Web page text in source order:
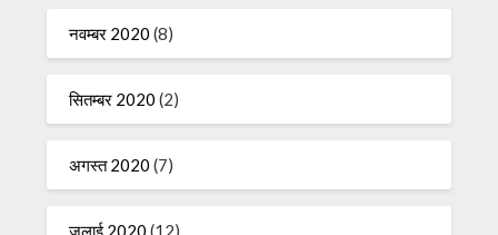
नवम्बर 2020 (8)
सितम्बर 2020 (2)
अगस्त 2020 (7)
जुलाई 2020 (12)